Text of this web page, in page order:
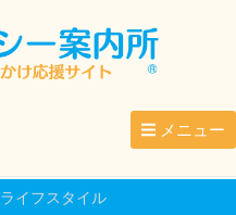
メニュー
ライフスタイル